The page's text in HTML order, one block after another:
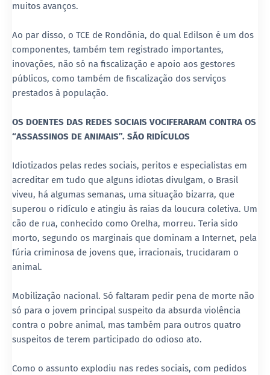
muitos avanços.
Ao par disso, o TCE de Rondônia, do qual Edilson é um dos
componentes, também tem registrado importantes,
inovações, não só na fiscalização e apoio aos gestores
públicos, como também de fiscalização dos serviços
prestados à população.
OS DOENTES DAS REDES SOCIAIS VOCIFERARAM CONTRA OS
“ASSASSINOS DE ANIMAIS”. SÃO RIDÍCULOS
Idiotizados pelas redes sociais, peritos e especialistas em
acreditar em tudo que alguns idiotas divulgam, o Brasil
viveu, há algumas semanas, uma situação bizarra, que
superou o ridículo e atingiu às raias da loucura coletiva. Um
cão de rua, conhecido como Orelha, morreu. Teria sido
morto, segundo os marginais que dominam a Internet, pela
fúria criminosa de jovens que, irracionais, trucidaram o
animal.
Mobilização nacional. Só faltaram pedir pena de morte não
só para o jovem principal suspeito da absurda violência
contra o pobre animal, mas também para outros quatro
suspeitos de terem participado do odioso ato.
Como o assunto explodiu nas redes sociais, com pedidos